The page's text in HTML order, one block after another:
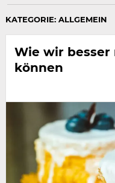
KATEGORIE: ALLGEMEIN
Wie wir besser
können